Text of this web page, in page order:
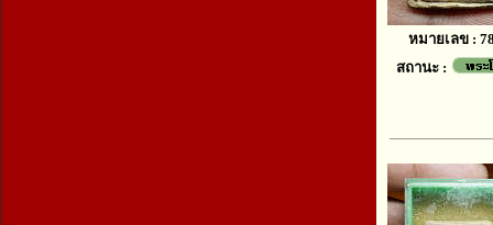
หมายเลข :
สถานะ :